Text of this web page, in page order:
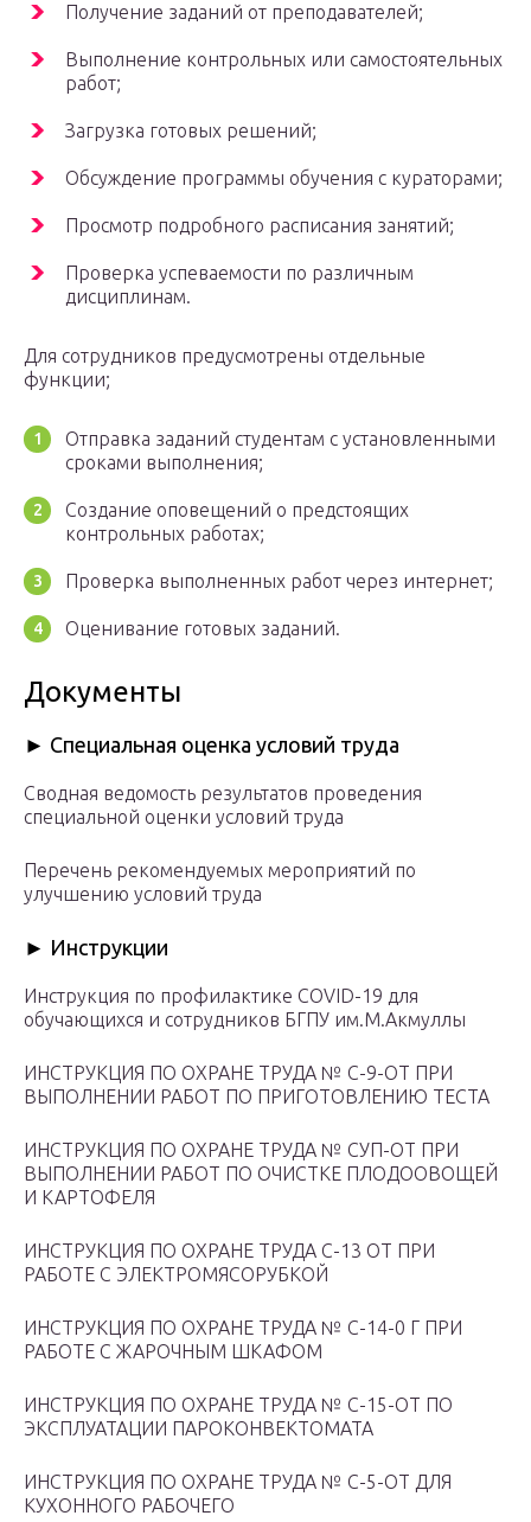
Получение заданий от преподавателей;
Выполнение контрольных или самостоятельных
работ;
Загрузка готовых решений;
Обсуждение программы обучения с кураторами;
Просмотр подробного расписания занятий;
Проверка успеваемости по различным
дисциплинам.
Для сотрудников предусмотрены отдельные
функции;
Отправка заданий студентам с установленными
сроками выполнения;
Создание оповещений о предстоящих
контрольных работах;
Проверка выполненных работ через интернет;
Оценивание готовых заданий.
Документы
► Cпециальная оценка условий труда
Сводная ведомость результатов проведения
специальной оценки условий труда
Перечень рекомендуемых мероприятий по
улучшению условий труда
► Инструкции
Инструкция по профилактике СOVID-19 для
обучающихся и сотрудников БГПУ им.М.Акмуллы
ИНСТРУКЦИЯ ПО ОХРАНЕ ТРУДА № С-9-ОТ ПРИ
ВЫПОЛНЕНИИ РАБОТ ПО ПРИГОТОВЛЕНИЮ ТЕСТА
ИНСТРУКЦИЯ ПО ОХРАНЕ ТРУДА № СУП-ОТ ПРИ
ВЫПОЛНЕНИИ РАБОТ ПО ОЧИСТКЕ ПЛОДООВОЩЕЙ
И КАРТОФЕЛЯ
ИНСТРУКЦИЯ ПО ОХРАНЕ ТРУДА С-13 ОТ ПРИ
РАБОТЕ С ЭЛЕКТРОМЯСОРУБКОЙ
ИНСТРУКЦИЯ ПО ОХРАНЕ ТРУДА № С-14-0 Г ПРИ
РАБОТЕ С ЖАРОЧНЫМ ШКАФОМ
ИНСТРУКЦИЯ ПО ОХРАНЕ ТРУДА № С-15-ОТ ПО
ЭКСПЛУАТАЦИИ ПАРОКОНВЕКТОМАТА
ИНСТРУКЦИЯ ПО ОХРАНЕ ТРУДА № С-5-ОТ ДЛЯ
КУХОННОГО РАБОЧЕГО